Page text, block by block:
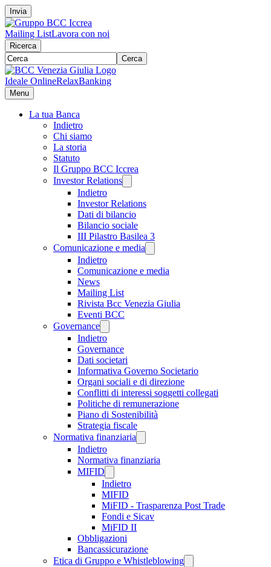
Invia
Mailing ListLavora con noi
Ricerca
Cerca
Ideale OnlineRelaxBanking
Menu
La tua Banca
Indietro
Chi siamo
La storia
Statuto
Il Gruppo BCC Iccrea
Investor Relations
Indietro
Investor Relations
Dati di bilancio
Bilancio sociale
III Pilastro Basilea 3
Comunicazione e media
Indietro
Comunicazione e media
News
Mailing List
Rivista Bcc Venezia Giulia
Eventi BCC
Governance
Indietro
Governance
Dati societari
Informativa Governo Societario
Organi sociali e di direzione
Conflitti di interessi soggetti collegati
Politiche di remunerazione
Piano di Sostenibilità
Strategia fiscale
Normativa finanziaria
Indietro
Normativa finanziaria
MIFID
Indietro
MIFID
MiFID - Trasparenza Post Trade
Fondi e Sicav
MiFID II
Obbligazioni
Bancassicurazione
Etica di Gruppo e Whistleblowing